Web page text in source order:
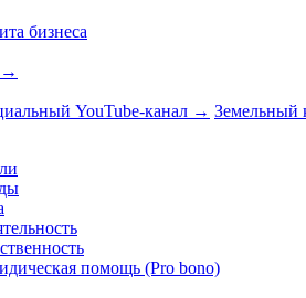
бизнеса
→
YouTube-канал → Земельный
помощь (Pro bono)